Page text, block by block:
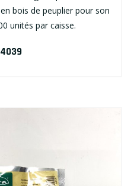
bois de peuplier pour son
unités par caisse.